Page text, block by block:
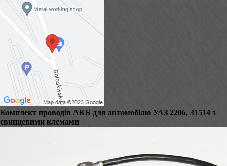
Комплект проводів АКБ для автомобілю УАЗ 2206, 31514 з
свинцевими клемами